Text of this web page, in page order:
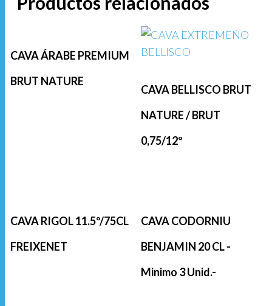
CAVA ÁRABE PREMIUM
BRUT NATURE
CAVA BELLISCO BRUT
NATURE / BRUT
0,75/12º
CAVA RIGOL 11.5º/75CL
FREIXENET
CAVA CODORNIU
BENJAMIN 20 CL -
Minimo 3 Unid.-